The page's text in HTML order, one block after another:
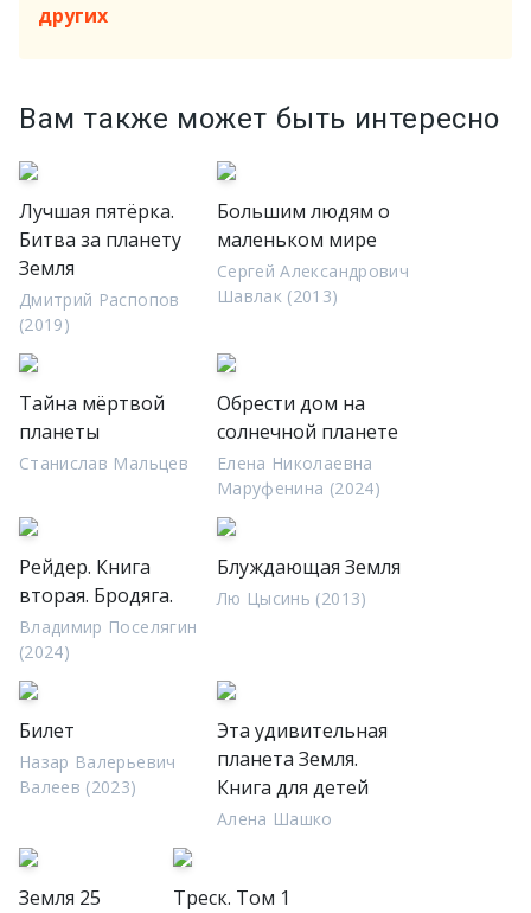
других
Вам также может быть интересно
Лучшая пятёрка.
Битва за планету
Земля
Дмитрий Распопов
(2019)
Большим людям о
маленьком мире
Сергей Александрович
Шавлак (2013)
Тайна мёртвой
планеты
Станислав Мальцев
Обрести дом на
солнечной планете
Елена Николаевна
Маруфенина (2024)
Рейдер. Книга
вторая. Бродяга.
Владимир Поселягин
(2024)
Блуждающая Земля
Лю Цысинь (2013)
Билет
Назар Валерьевич
Валеев (2023)
Эта удивительная
планета Земля.
Книга для детей
Алена Шашко
Земля 25 Треск. Том 1